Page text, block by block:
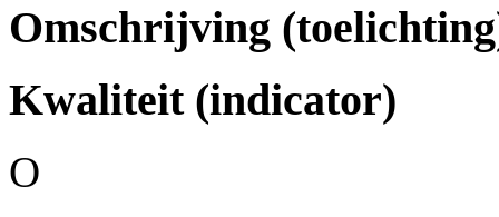
Omschrijving
Kwaliteit (indicator)
O